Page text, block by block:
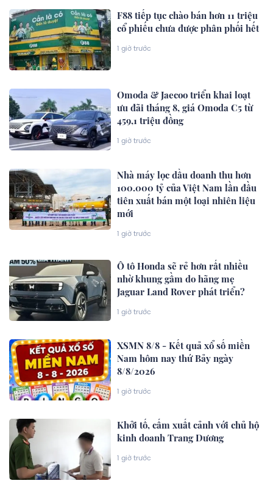
F88 tiếp tục chào bán hơn 11 triệu
cổ phiếu chưa được phân phối hết
1 giờ trước
Omoda & Jaecoo triển khai loạt
ưu đãi tháng 8, giá Omoda C5 từ
459,1 triệu đồng
1 giờ trước
Nhà máy lọc dầu doanh thu hơn
100.000 tỷ của Việt Nam lần đầu
tiên xuất bán một loại nhiên liệu
mới
1 giờ trước
Ô tô Honda sẽ rẻ hơn rất nhiều
nhờ khung gầm do hãng mẹ
Jaguar Land Rover phát triển?
1 giờ trước
XSMN 8/8 - Kết quả xổ số miền
Nam hôm nay thứ Bảy ngày
8/8/2026
1 giờ trước
Khởi tố, cấm xuất cảnh với chủ hộ
kinh doanh Trang Dương
1 giờ trước